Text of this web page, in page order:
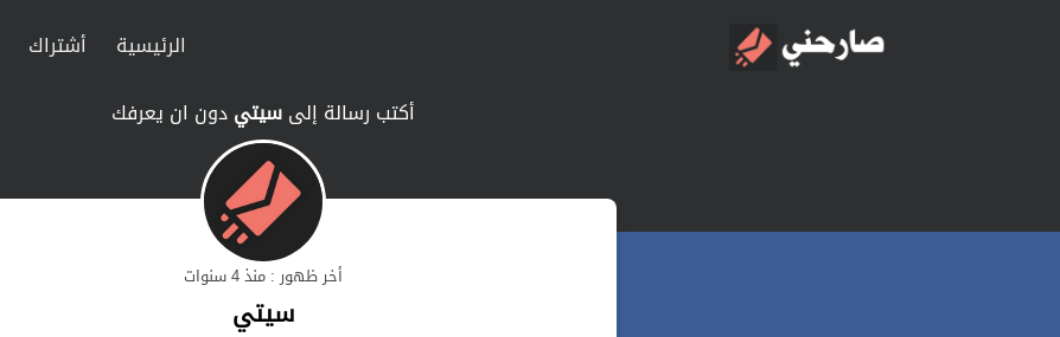
الرئيسية أشتراك
أكتب رسالة إلىسيتيدون ان يعرفك
أخر ظهور : منذ 4 سنوات
سيتي